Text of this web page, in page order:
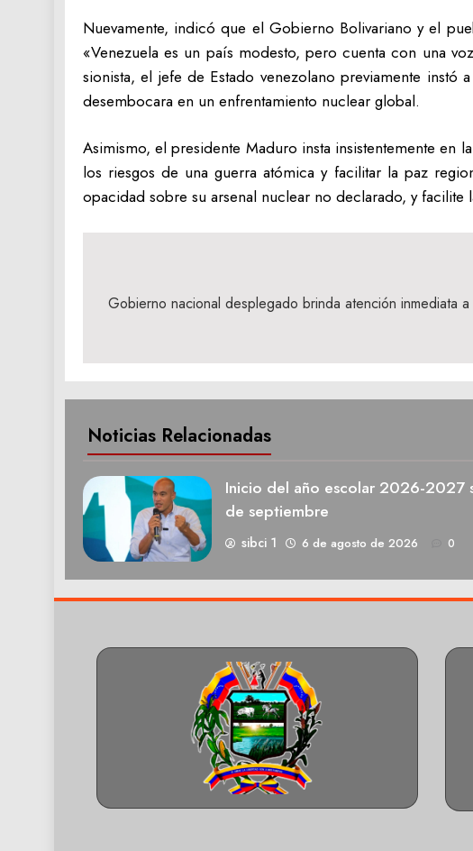
Nuevamente, indicó que el Gobierno Bolivariano y el
«Venezuela es un país modesto, pero cuenta con una
sionista, el jefe de Estado venezolano previamente
desembocara en un enfrentamiento nuclear global.
Asimismo, el presidente Maduro insta insistentemente
los riesgos de una guerra atómica y facilitar la paz
opacidad sobre su arsenal nuclear no declarado, y
de
Gobierno nacional desplegado brinda atención inmediata
Noticias Relacionadas
Inicio del año escolar 2026-2027
de septiembre
sibci 1 6 de agosto de 2026 0